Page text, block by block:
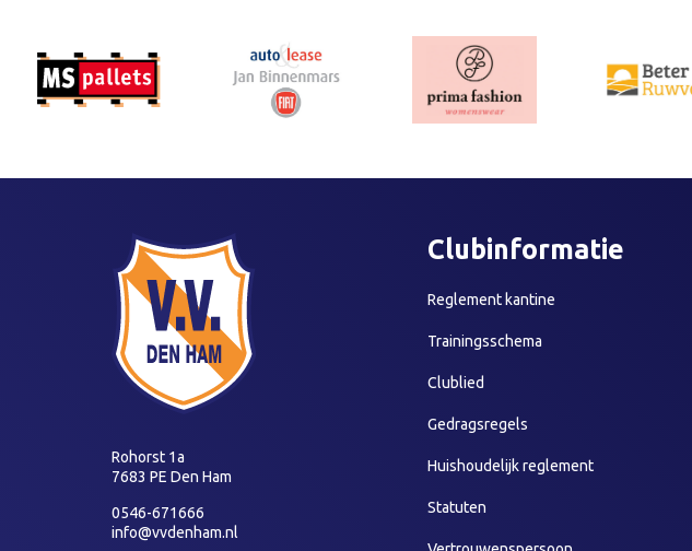
Rohorst 1a
7683 PE Den Ham
0546-671666
info@vvdenham.nl
Clubinformatie
Reglement kantine
Trainingsschema
Clublied
Gedragsregels
Huishoudelijk reglement
Statuten